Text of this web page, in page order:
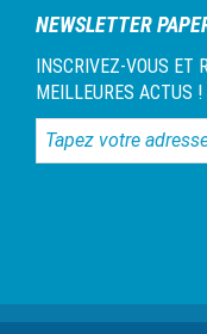
NEWSLETTER
INSCRIVEZ-VOUS ET
MEILLEURES ACTUS !
Tapez
votre